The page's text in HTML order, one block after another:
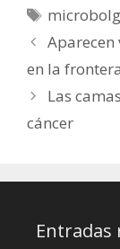
Etiquetas
en la
Las
cáncer
Entradas